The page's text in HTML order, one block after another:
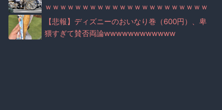
ｗｗｗｗｗｗｗｗｗｗｗｗｗｗｗｗｗｗｗｗｗｗ
ｗｗｗｗｗｗｗｗｗｗｗｗｗｗｗ
【悲報】ディズニーのおいなり巻（600円）、卑
猥すぎて賛否両論wwwwwwwwwwww